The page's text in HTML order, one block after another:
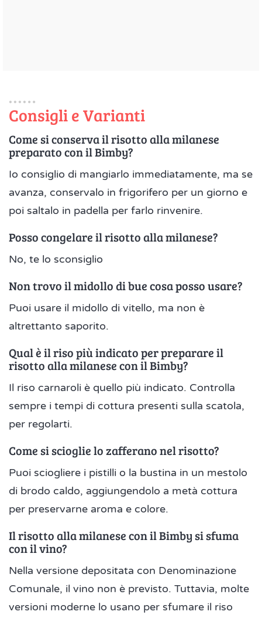
Consigli e Varianti
Come si conserva il risotto alla milanese
preparato con il Bimby?
Io consiglio di mangiarlo immediatamente, ma se
avanza, conservalo in frigorifero per un giorno e
poi saltalo in padella per farlo rinvenire.
Posso congelare il risotto alla milanese?
No, te lo sconsiglio
Non trovo il midollo di bue cosa posso usare?
Puoi usare il midollo di vitello, ma non è
altrettanto saporito.
Qual è il riso più indicato per preparare il
risotto alla milanese con il Bimby?
Il riso carnaroli è quello più indicato. Controlla
sempre i tempi di cottura presenti sulla scatola,
per regolarti.
Come si scioglie lo zafferano nel risotto?
Puoi sciogliere i pistilli o la bustina in un mestolo
di brodo caldo, aggiungendolo a metà cottura
per preservarne aroma e colore.
Il risotto alla milanese con il Bimby si sfuma
con il vino?
Nella versione depositata con Denominazione
Comunale, il vino non è previsto. Tuttavia, molte
versioni moderne lo usano per sfumare il riso